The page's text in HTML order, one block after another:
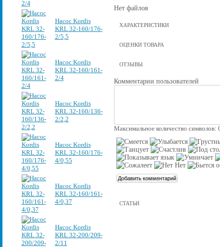
Насос Kordis
KRL 32-160/176-
2/5,5
Насос Kordis
KRL 32-160/161-
2/4
Насос Kordis
KRL 32-160/136-
2/2,2
Насос Kordis
KRL 32-160/176-
4/0,55
Насос Kordis
KRL 32-160/161-
4/0,37
Насос Kordis
KRL 32-200/209-
2/11
Нет файлов
ХАРАКТЕРИСТИКИ
ОЦЕНКИ ТОВАРА
ОТЗЫВЫ
Комментарии пользователей
Максимальное количество символов:
СТАТЬИ